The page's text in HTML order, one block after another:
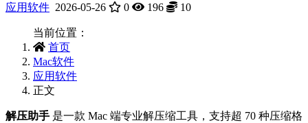
应用软件 2026-05-26 0 196 10
当前位置：
首页
Mac软件
应用软件
正文
解压助手 是一款 Mac 端专业解压缩工具，支持超 70 种压缩格